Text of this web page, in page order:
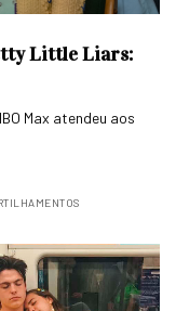
Little Liars:
Max atendeu aos